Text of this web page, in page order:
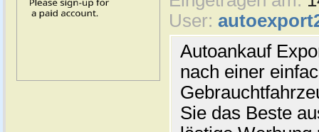
User:
Autoankauf
nach einer
Sie das Beste